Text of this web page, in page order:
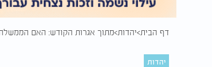
דף הבית יהדות מתוך אגרות הקודש: האם
יהדות